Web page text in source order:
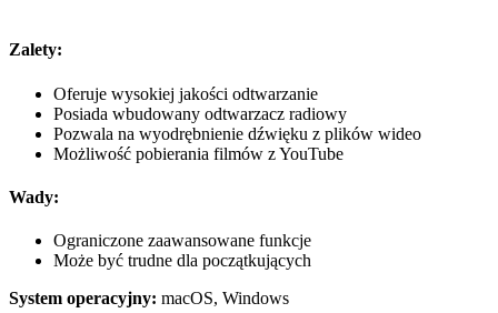
Zalety:
Oferuje wysokiej jakości odtwarzanie
Posiada wbudowany odtwarzacz radiowy
Pozwala na wyodrębnienie dźwięku z plików wideo
Możliwość pobierania filmów z YouTube
Wady:
Ograniczone zaawansowane funkcje
Może być trudne dla początkujących
System operacyjny: macOS, Windows